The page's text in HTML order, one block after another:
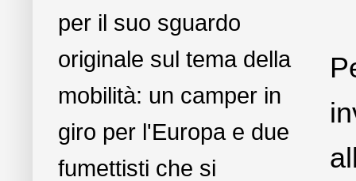
per il suo sguardo
originale sul tema della
mobilità: un camper in
giro per l'Europa e due
fumettisti che si